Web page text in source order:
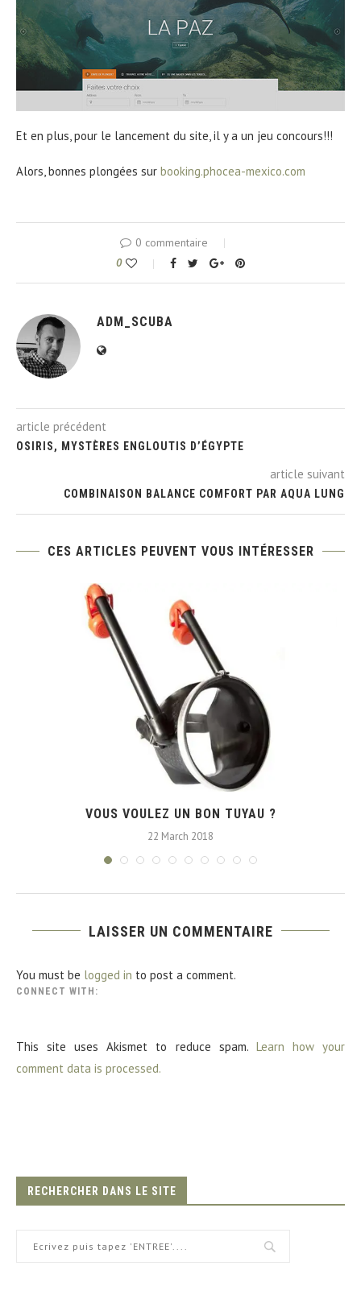
Et en plus, pour le lancement du site, il y a un jeu concours!!!
Alors, bonnes plongées sur booking.phocea-mexico.com
0 commentaire
0
ADM_SCUBA
article précédent
OSIRIS, MYSTÈRES ENGLOUTIS D’ÉGYPTE
article suivant
COMBINAISON BALANCE COMFORT PAR AQUA LUNG
CES ARTICLES PEUVENT VOUS INTÉRESSER
VOUS VOULEZ UN BON TUYAU ?
22 March 2018
LAISSER UN COMMENTAIRE
You must be logged in to post a comment.
CONNECT WITH:
This site uses Akismet to reduce spam. Learn how your
comment data is processed.
RECHERCHER DANS LE SITE